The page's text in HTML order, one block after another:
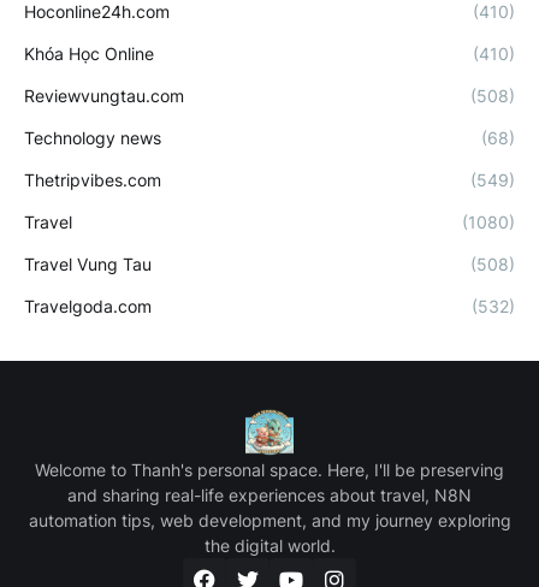
Hoconline24h.com (410)
Khóa Học Online (410)
Reviewvungtau.com (508)
Technology news (68)
Thetripvibes.com (549)
Travel (1080)
Travel Vung Tau (508)
Travelgoda.com (532)
Welcome to Thanh's personal space. Here, I'll be preserving
and sharing real-life experiences about travel, N8N
automation tips, web development, and my journey exploring
the digital world.